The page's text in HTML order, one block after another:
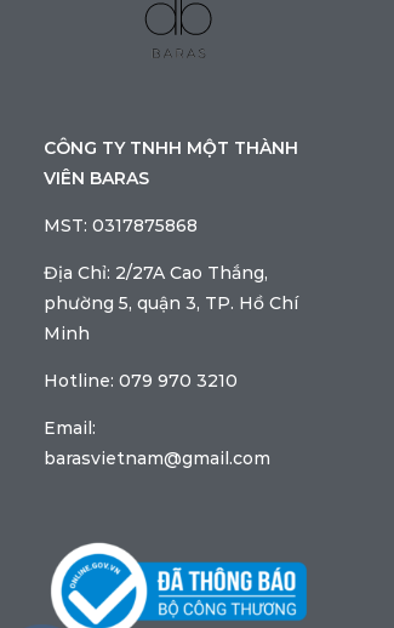
CÔNG TY TNHH MỘT THÀNH
VIÊN BARAS
MST: 0317875868
Địa Chỉ: 2/27A Cao Thắng,
phường 5, quận 3, TP. Hồ Chí
Minh
Hotline: 079 970 3210
Email:
barasvietnam@gmail.com